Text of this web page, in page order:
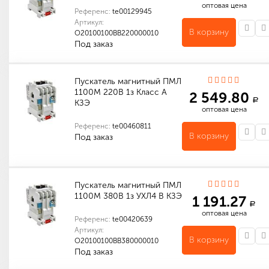
Референс: te00129945
Артикул:
O20100100ВВ220000010
Под заказ
оптовая цена
В корзину
Пускатель магнитный ПМЛ
1100М 220В 1з Класс А
КЗЭ
Референс: te00460811
Под заказ
2 549.80 a
оптовая цена
В корзину
Пускатель магнитный ПМЛ
1100М 380В 1з УХЛ4 В КЗЭ
Референс: te00420639
Артикул:
O20100100ВВ380000010
Под заказ
1 191.27 a
оптовая цена
В корзину